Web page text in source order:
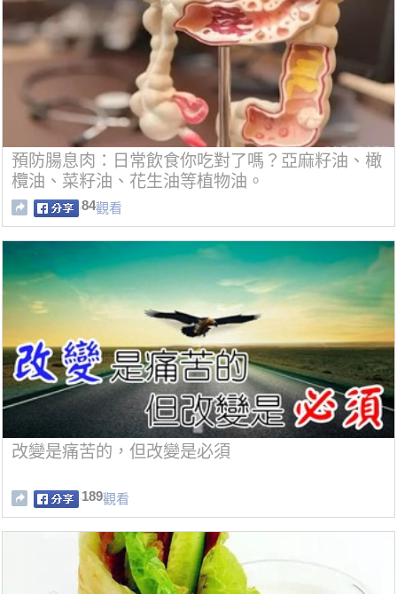
預防腸息肉：日常飲食你吃對了嗎？亞麻籽油、橄
欖油、菜籽油、花生油等植物油。
84觀看
改變是痛苦的，但改變是必須
189觀看